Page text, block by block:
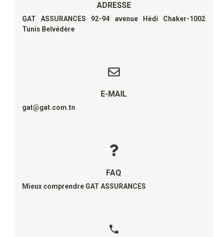
ADRESSE
GAT ASSURANCES 92-94 avenue Hédi Chaker-1002
Tunis Belvédère
E-MAIL
gat@gat.com.tn
FAQ
Mieux comprendre GAT ASSURANCES